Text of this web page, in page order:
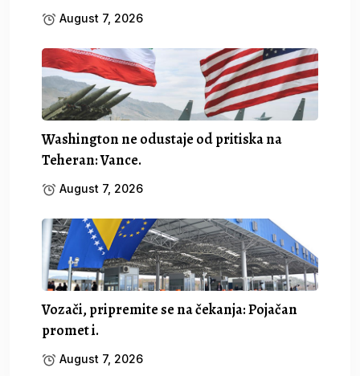
August 7, 2026
Washington ne odustaje od pritiska na
Teheran: Vance.
August 7, 2026
Vozači, pripremite se na čekanja: Pojačan
promet i.
August 7, 2026